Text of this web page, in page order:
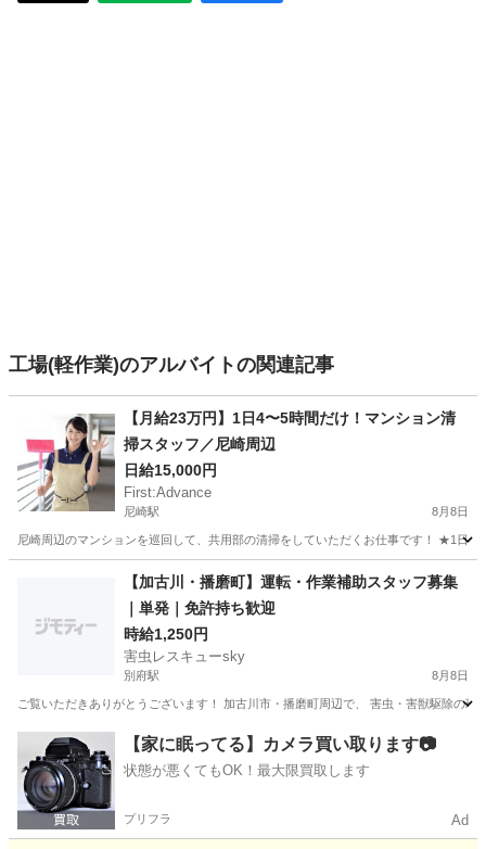
工場(軽作業)のアルバイトの関連記事
【月給23万円】1日4〜5時間だけ！マンション清
掃スタッフ／尼崎周辺
日給15,000円
First:Advance
尼崎駅 8月8日
尼崎周辺のマンションを巡回して、共用部の清掃をしていただくお仕事です！ ★1
尼崎駅 清掃
【加古川・播磨町】運転・作業補助スタッフ募集
｜単発｜免許持ち歓迎
時給1,250円
害虫レスキューsky
別府駅 8月8日
ご覧いただきありがとうございます！ 加古川市・播磨町周辺で、 害虫・害獣駆除の
加古郡 別府駅 運転代行 スタッフ
【家に眠ってる】カメラ買い取ります📷
状態が悪くてもOK！最大限買取します
プリフラ Ad